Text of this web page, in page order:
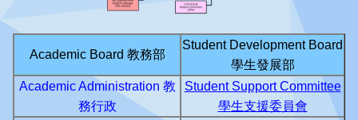
Academic Board 教務部
Student Development Board
學生發展部
Academic Administration 教
務行政
Student Support Committee
學生支援委員會